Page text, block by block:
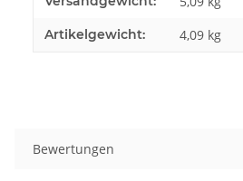
Artikelgewicht: 4,09 kg
Bewertungen